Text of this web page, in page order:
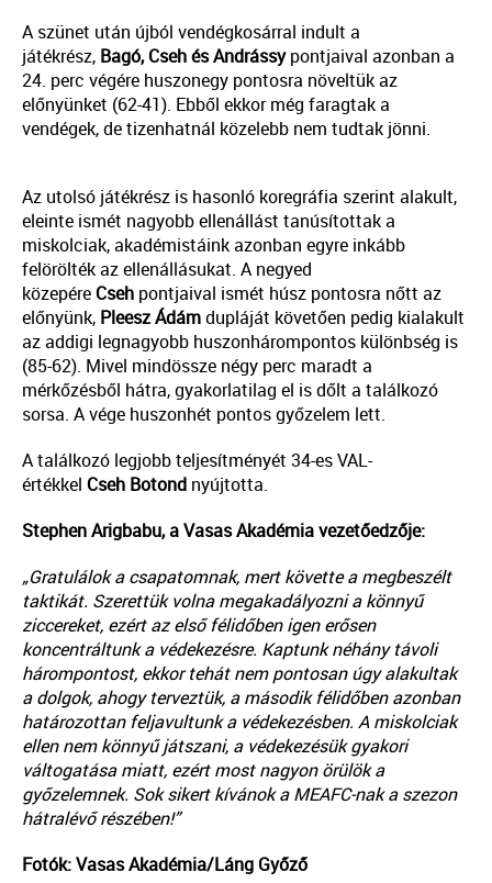
A szünet után újból vendégkosárral indult a
játékrész, Bagó, Cseh és Andrássypontjaival azonban a
24. perc végére huszonegy pontosra növeltük az
előnyünket (62-41). Ebből ekkor még faragtak a
vendégek, de tizenhatnál közelebb nem tudtak jönni.
Az utolsó játékrész is hasonló koregráfia szerint alakult,
eleinte ismét nagyobb ellenállást tanúsítottak a
miskolciak, akadémistáink azonban egyre inkább
felörölték az ellenállásukat. A negyed
közepére Cseh pontjaival ismét húsz pontosra nőtt az
előnyünk, Pleesz Ádámdupláját követően pedig kialakult
az addigi legnagyobb huszonhárompontos különbség is
(85-62). Mivel mindössze négy perc maradt a
mérkőzésből hátra, gyakorlatilag el is dőlt a találkozó
sorsa. A vége huszonhét pontos győzelem lett.
A találkozó legjobb teljesítményét 34-es VAL-
értékkel Cseh Botond nyújtotta.
Stephen Arigbabu, a Vasas Akadémia vezetőedzője:
„Gratulálok a csapatomnak, mert követte a megbeszélt
taktikát. Szerettük volna megakadályozni a könnyű
ziccereket, ezért az első félidőben igen erősen
koncentráltunk a védekezésre. Kaptunk néhány távoli
hárompontost, ekkor tehát nem pontosan úgy alakultak
a dolgok, ahogy terveztük, a második félidőben azonban
határozottan feljavultunk a védekezésben. A miskolciak
ellen nem könnyű játszani, a védekezésük gyakori
váltogatása miatt, ezért most nagyon örülök a
győzelemnek. Sok sikert kívánok a MEAFC-nak a szezon
hátralévő részében!”
Fotók: Vasas Akadémia/Láng Győző